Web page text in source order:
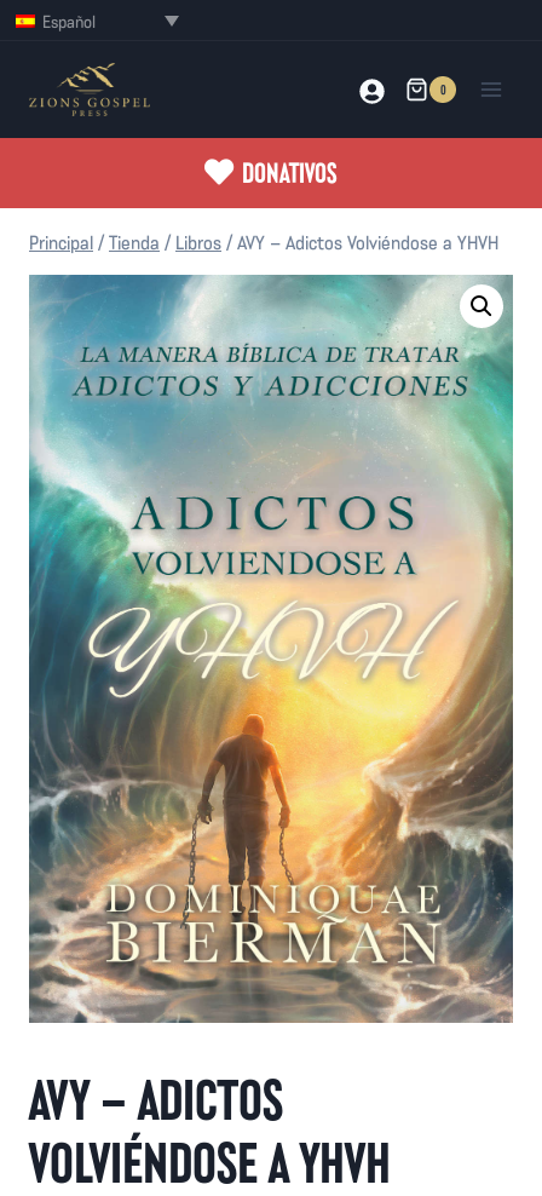
Saltar
contenido
Español
0
DONATIVOS
Principal / Tienda / Libros / AVY – Adictos Volviéndose a YHVH
AVY – ADICTOS
VOLVIÉNDOSE A YHVH